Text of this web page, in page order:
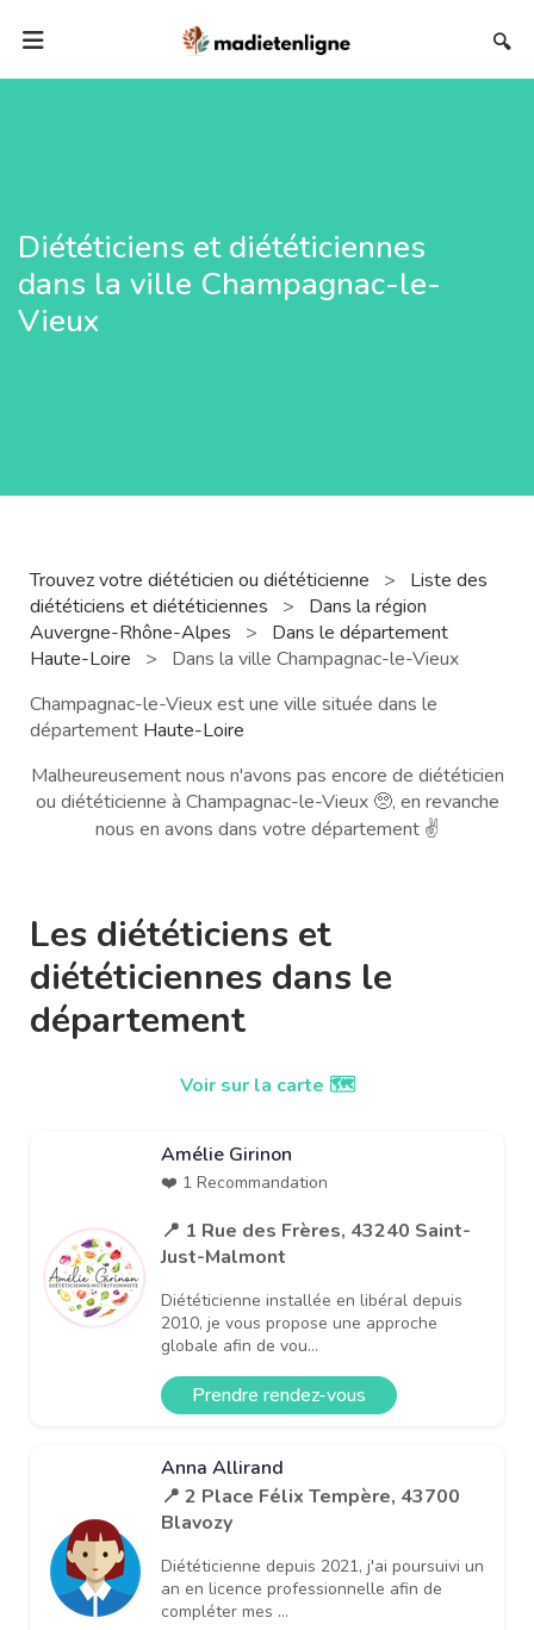
🔍
Diététiciens et diététiciennes
dans la ville Champagnac-le-
Vieux
Trouvez votre diététicien ou diététicienne >
Liste des
diététiciens et diététiciennes
>
Dans la région
Auvergne-Rhône-Alpes
>
Dans le département
Haute-Loire
>
Dans la ville Champagnac-le-Vieux
Champagnac-le-Vieux est une ville située dans le
département Haute-Loire
Malheureusement nous n'avons pas encore de diététicien
ou diététicienne à Champagnac-le-Vieux 🥺, en revanche
nous en avons dans votre département ✌️
Les diététiciens et
diététiciennes dans le
département
Voir sur la carte 🗺️
Amélie Girinon
❤️ 1 Recommandation
📍 1 Rue des Frères, 43240 Saint-
Just-Malmont
Diététicienne installée en libéral depuis
2010, je vous propose une approche
globale afin de vou...
Prendre rendez-vous
Anna Allirand
📍 2 Place Félix Tempère, 43700
Blavozy
Diététicienne depuis 2021, j'ai poursuivi un
an en licence professionnelle afin de
compléter mes ...